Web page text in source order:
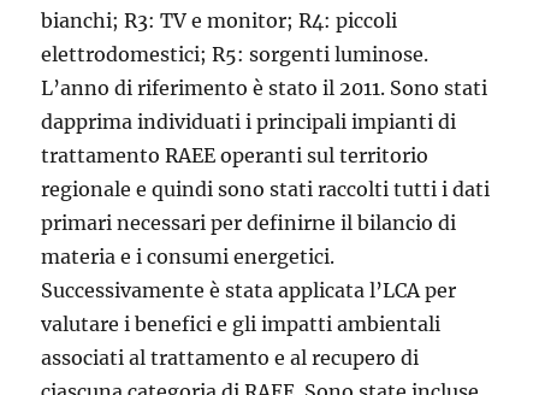
bianchi; R3: TV e monitor; R4: piccoli
elettrodomestici; R5: sorgenti luminose.
L’anno di riferimento è stato il 2011. Sono stati
dapprima individuati i principali impianti di
trattamento RAEE operanti sul territorio
regionale e quindi sono stati raccolti tutti i dati
primari necessari per definirne il bilancio di
materia e i consumi energetici.
Successivamente è stata applicata l’LCA per
valutare i benefici e gli impatti ambientali
associati al trattamento e al recupero di